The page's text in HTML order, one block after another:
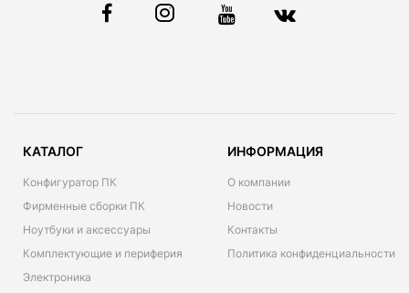
КАТАЛОГ
Конфигуратор ПК
Фирменные сборки ПК
Ноутбуки и аксессуары
Комплектующие и периферия
Электроника
ИНФОРМАЦИЯ
О компании
Новости
Контакты
Политика конфиденциальности